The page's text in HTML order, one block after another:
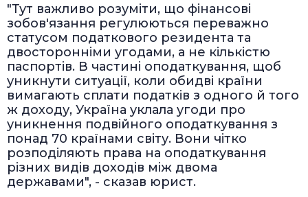
"Тут важливо розуміти, що фінансові
зобов'язання регулюються переважно
статусом податкового резидента та
двосторонніми угодами, а не кількістю
паспортів. В частині оподаткування, щоб
уникнути ситуації, коли обидві країни
вимагають сплати податків з одного й того
ж доходу, Україна уклала угоди про
уникнення подвійного оподаткування з
понад 70 країнами світу. Вони чітко
розподіляють права на оподаткування
різних видів доходів між двома
державами", - сказав юрист.